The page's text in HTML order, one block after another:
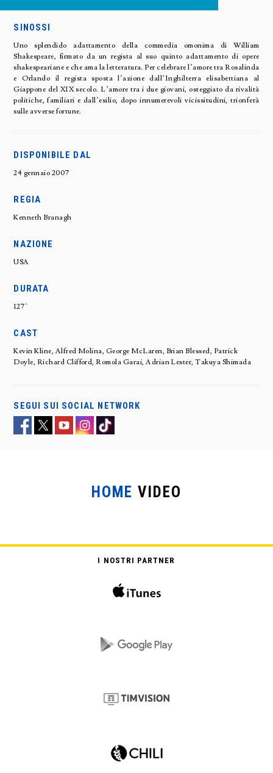
SINOSSI
Uno splendido adattamento della commedia omonima di William
Shakespeare, firmato da un regista al suo quinto adattamento di opere
shakespeariane e che ama la letteratura. Per celebrare l’amore tra Rosalinda
e Orlando il regista sposta l’azione dall’Inghilterra elisabettiana al
Giappone del XIX secolo. L’amore tra i due giovani, osteggiato da rivalità
politiche, familiari e dall’esilio, dopo innumerevoli vicissitudini, trionferà
sulle avverse fortune.
DISPONIBILE DAL
24 gennaio 2007
REGIA
Kenneth Branagh
NAZIONE
USA
DURATA
127'
CAST
Kevin Kline, Alfred Molina, George McLaren, Brian Blessed, Patrick
Doyle, Richard Clifford, Romola Garai, Adrian Lester, Takuya Shimada
SEGUI SUI SOCIAL NETWORK
HOME VIDEO
I NOSTRI PARTNER